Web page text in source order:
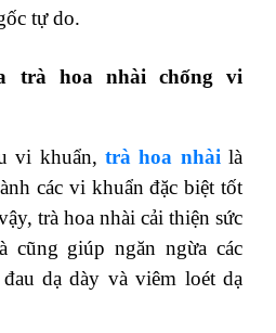
tự do.
trà hoa nhài chống vi
vi khuẩn, trà hoa nhài là
các vi khuẩn đặc biệt tốt
trà hoa nhài cải thiện sức
cũng giúp ngăn ngừa các
dạ dày và viêm loét dạ